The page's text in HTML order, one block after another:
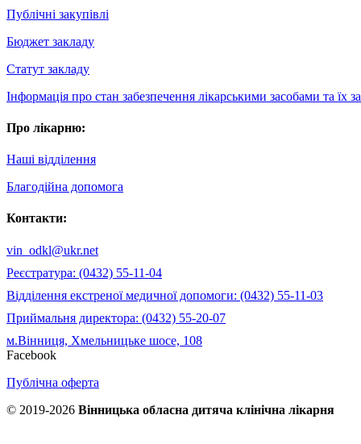
Публічні закупівлі
Бюджет закладу
Статут закладу
Інформація про стан забезпечення лікарськими засобами та їх
Про лікарню:
Наші відділення
Благодійна допомога
Контакти:
vin_odkl@ukr.net
Реєстратура: (0432) 55-11-04
Відділення екстреної медичної допомоги: (0432) 55-11-03
Приймальня директора: (0432) 55-20-07
м.Вінниця, Хмельницьке шосе, 108
Facebook
Публічна оферта
© 2019-2026 Вінницька обласна дитяча клінічна лікарня